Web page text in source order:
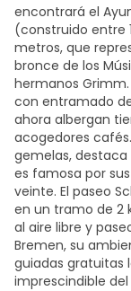
encontrará el
(construido entre
metros, que
bronce de los
hermanos Grimm.
con entramado
ahora albergan
acogedores
gemelas,
es famosa por
veinte. El paseo
en un tramo de 2
al aire libre y
Bremen, su
guiadas gratuitas
imprescindible